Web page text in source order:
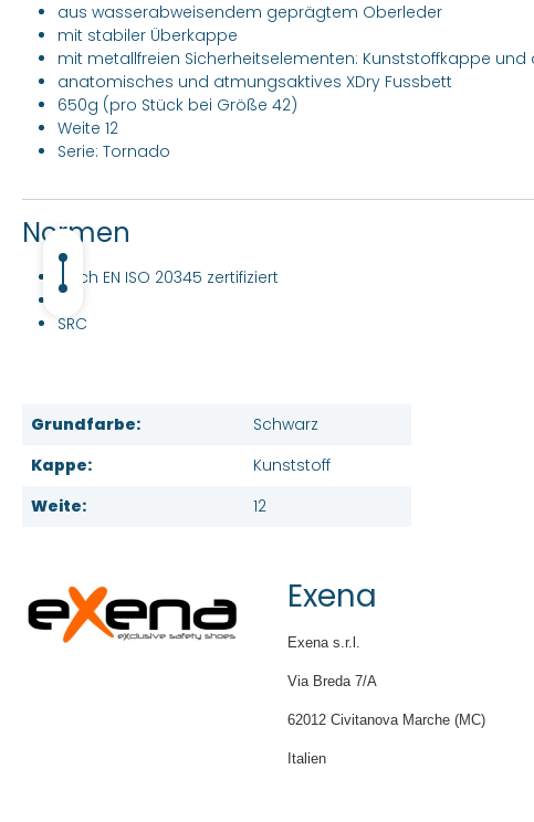
aus wasserabweisendem geprägtem Oberleder
mit stabiler Überkappe
mit metallfreien Sicherheitselementen: Kunststoffkappe
anatomisches und atmungsaktives XDry Fussbett
650g (pro Stück bei Größe 42)
Weite 12
Serie: Tornado
Normen
nach EN ISO 20345 zertifiziert
SRC
Grundfarbe:
Schwarz
Kappe:
Kunststoff
Weite:
12
Exena
Exena s.r.l.
Via Breda 7/A
62012 Civitanova Marche (MC)
Italien